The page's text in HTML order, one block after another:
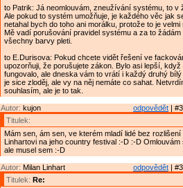
to Patrik: Já neomlouvám, zneužívání systému, to v
Ale pokud to systém umožňuje, je každého věc jak
netahal bych do toho ani morálku, protože to je
Mě vadí porušování pravidel systému a za to
všechny barvy pleti.
to E.Durisova: Pokud chcete vidět řešení ve
upozorňuji, že porušujete zákon. Bylo asi lepší, když
fungovalo, ale dneska vám to vrátí i každý druhý
je sice zloděj, ale vy na něj nemáte co sahat.
souhlasím, ale je to tak.
odpovědět |
Autor: kujon
Titulek:
Mám sen, ám sen, ve kterém mladí lidé bez
Linhartovi na jeho country festival :-D :-D
ale musel sem :-D
odpovědět |
Autor: Milan Linhart
Titulek: Re: